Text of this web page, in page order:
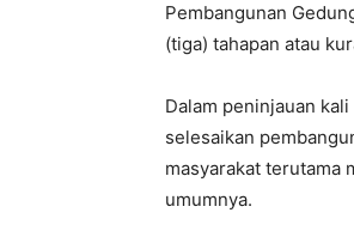
Pembangunan
(tiga) tahapan atau
Dalam peninjauan
selesaikan
masyarakat terutama
umumnya.